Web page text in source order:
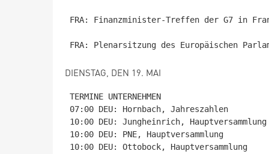
FRA: Finanzminister-Treffen der G7 in
DIENSTAG, DEN 19. MAI
TERMINE UNTERNEHMEN
07:00 DEU: Hornbach, Jahreszahlen
10:00 DEU: Jungheinrich, Hauptversammlung
10:00 DEU: PNE, Hauptversammlung
10:00 DEU: Ottobock, Hauptversammlung